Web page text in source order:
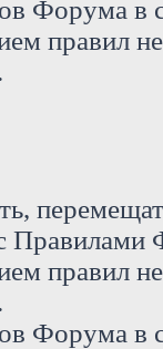
Форума
правил
с
правил
Форума